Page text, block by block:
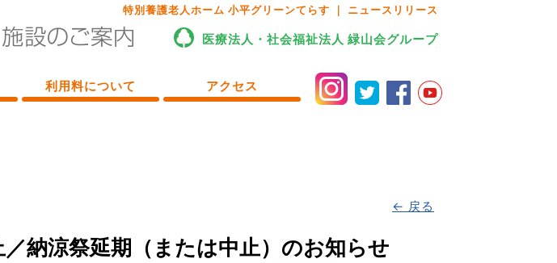
特別養護老人ホーム 小平グリーンてらす ｜ ニュースリリース
利用料について アクセス
医療法人・社会福祉法人 緑山会グループ
← 戻る
納涼祭延期（または中止）のお知らせ